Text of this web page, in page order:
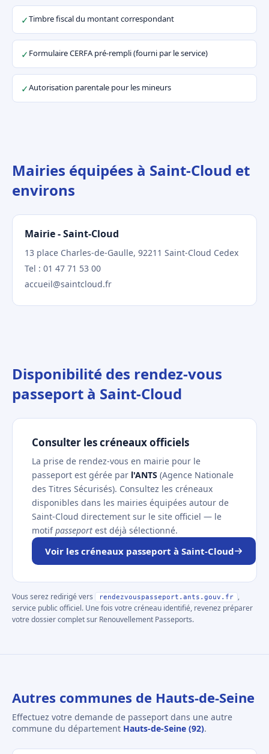
✓Timbre fiscal du montant correspondant
✓ Formulaire CERFA pré-rempli (fourni par le service)
✓Autorisation parentale pour les mineurs
Mairies équipées à Saint-Cloud et
environs
Mairie - Saint-Cloud
13 place Charles-de-Gaulle, 92211 Saint-Cloud Cedex
Tel : 01 47 71 53 00
accueil@saintcloud.fr
Disponibilité des rendez-vous
passeport à Saint-Cloud
Consulter les créneaux officiels
La prise de rendez-vous en mairie pour le
passeport est gérée par l'ANTS (Agence Nationale
des Titres Sécurisés). Consultez les créneaux
disponibles dans les mairies équipées autour de
Saint-Cloud directement sur le site officiel — le
motifpasseport est déjà sélectionné.
Voir les créneaux passeport à Saint-Cloud
Vous serez redirigé vers rendezvouspasseport.ants.gouv.fr
,
service public officiel. Une fois votre créneau identifié, revenez préparer
votre dossier complet sur Renouvellement Passeports.
Autres communes de Hauts-de-Seine
Effectuez votre demande de passeport dans une autre
commune du département Hauts-de-Seine (92).